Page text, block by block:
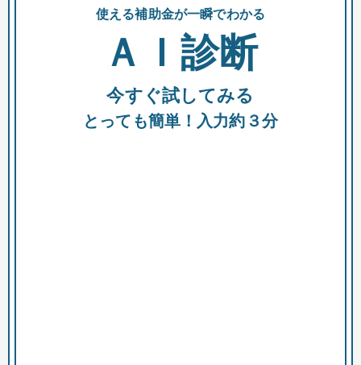
全国の検索結果を含めて表示
助成金 融資 出資
使える補助金が一瞬でわかる
ＡＩ診断
今すぐ試してみる
とっても簡単！入力約３分